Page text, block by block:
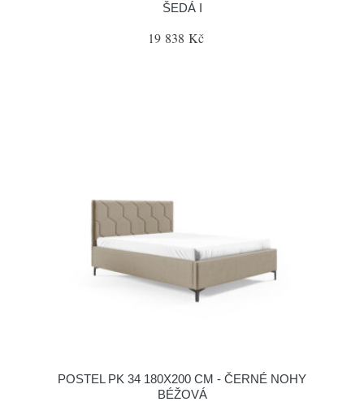
ŠEDÁ I
19 838 Kč
POSTEL PK 34 180X200 CM - ČERNÉ NOHY
BÉŽOVÁ